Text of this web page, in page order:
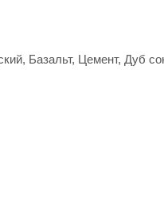
Базальт, Цемент, Дуб